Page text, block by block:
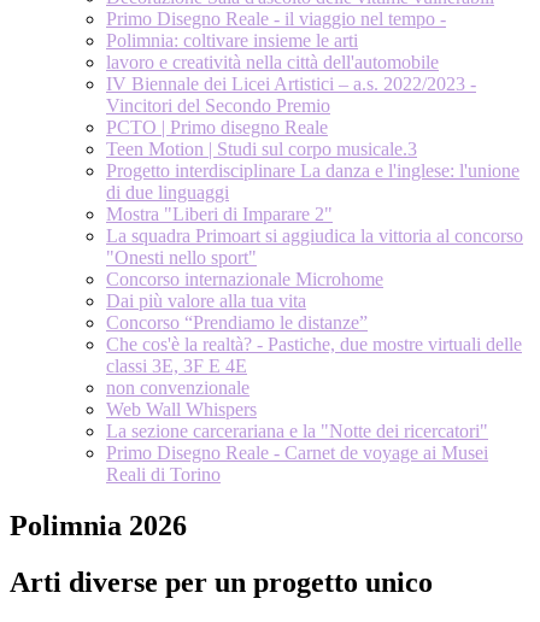
Primo Disegno Reale - il viaggio nel tempo -
Polimnia: coltivare insieme le arti
lavoro e creatività nella città dell'automobile
IV Biennale dei Licei Artistici – a.s. 2022/2023 -
Vincitori del Secondo Premio
PCTO | Primo disegno Reale
Teen Motion | Studi sul corpo musicale.3
Progetto interdisciplinare La danza e l'inglese: l'unione
di due linguaggi
Mostra "Liberi di Imparare 2"
La squadra Primoart si aggiudica la vittoria al concorso
"Onesti nello sport"
Concorso internazionale Microhome
Dai più valore alla tua vita
Concorso “Prendiamo le distanze”
Che cos'è la realtà? - Pastiche, due mostre virtuali delle
classi 3E, 3F E 4E
non convenzionale
Web Wall Whispers
La sezione carcerariana e la "Notte dei ricercatori"
Primo Disegno Reale - Carnet de voyage ai Musei
Reali di Torino
Polimnia 2026
Arti diverse per un progetto unico